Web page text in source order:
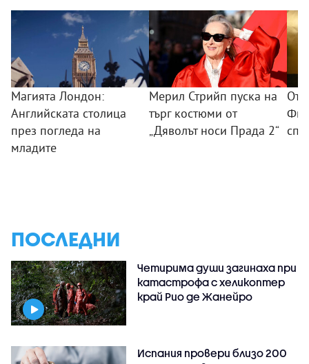
Магията Лондон:
Английската столица
през погледа на
младите
Мерил Стрийп пуска на
търг костюми от
„Дяволът носи Прада 2“
От
ПОСЛЕДНИ
Четирима души загинаха при
катастрофа с хеликоптер
край Рио де Жанейро
Испания провери близо 200